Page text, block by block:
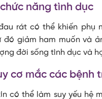
năng tình dục
rát có thể khiến phụ
đó giảm ham muốn và
đời sống tình dục và
cơ mắc các bệnh
có thể làm suy yếu hệ